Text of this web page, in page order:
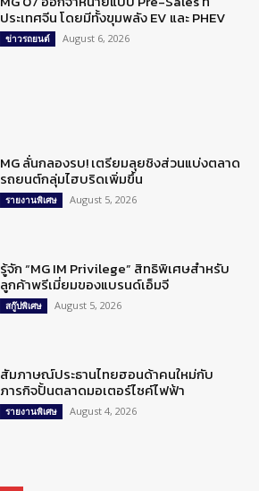
ประเทศจีน โดยมีทั้งขุมพลัง EV และ PHEV
ข่าวรถยนต์ August 6, 2026
MG ลั่นกลองรบ! เตรียมลุยชิงส่วนแบ่งตลาด
รถยนต์กลุ่มไฮบริดเพิ่มขึ้น
รายงานพิเศษ August 5, 2026
รู้จัก “MG IM Privilege” สิทธิพิเศษสำหรับ
ลูกค้าพรีเมี่ยมของแบรนด์เอ็มจี
สกู๊ปพิเศษ August 5, 2026
สัมภาษณ์ประธานไทยฮอนด้าคนใหม่กับ
ภารกิจปั้นตลาดมอเตอร์ไซค์ไฟฟ้า
รายงานพิเศษ August 4, 2026